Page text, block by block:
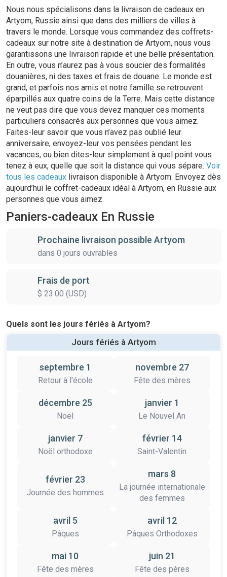
Nous nous spécialisons dans la livraison de cadeaux en
Artyom, Russie ainsi que dans des milliers de villes à
travers le monde. Lorsque vous commandez des coffrets-
cadeaux sur notre site à destination de Artyom, nous vous
garantissons une livraison rapide et une belle présentation.
En outre, vous n’aurez pas à vous soucier des formalités
douanières, ni des taxes et frais de douane. Le monde est
grand, et parfois nos amis et notre famille se retrouvent
éparpillés aux quatre coins de la Terre. Mais cette distance
ne veut pas dire que vous devez manquer ces moments
particuliers consacrés aux personnes que vous aimez.
Faites-leur savoir que vous n’avez pas oublié leur
anniversaire, envoyez-leur vos pensées pendant les
vacances, ou bien dites-leur simplement à quel point vous
tenez à eux, quelle que soit la distance qui vous sépare. Voir
tous les cadeaux livraison disponible à Artyom. Envoyez dès
aujourd’hui le coffret-cadeaux idéal à Artyom, en Russie aux
personnes que vous aimez.
Paniers-cadeaux En Russie
Prochaine livraison possible Artyom
dans 0 jours ouvrables
Frais de port
$ 23.00 (USD)
Quels sont les jours fériés à Artyom?
Jours fériés à Artyom
septembre 1
Retour à l'école
novembre 27
Fête des mères
décembre 25
Noël
janvier 1
Le Nouvel An
janvier 7
Noël orthodoxe
février 14
Saint-Valentin
février 23
Journée des hommes
mars 8
La journée internationale
des femmes
avril 5
Pâques
avril 12
Pâques Orthodoxes
mai 10
Fête des mères
juin 21
Fête des pères